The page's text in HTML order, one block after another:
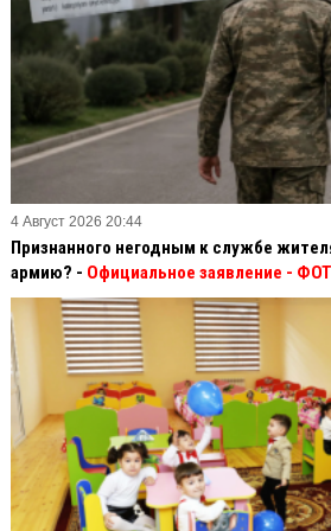
4 Август 2026 20:44
Признанного негодным к службе
армию? - Официальное заявление -